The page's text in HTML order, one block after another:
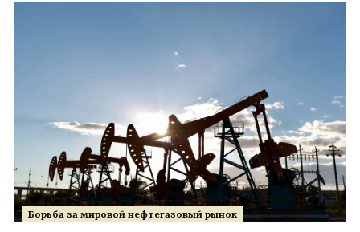
Борьба за мировой нефтегазовый рынок